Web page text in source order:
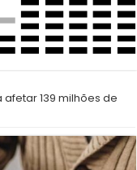
139 milhões de